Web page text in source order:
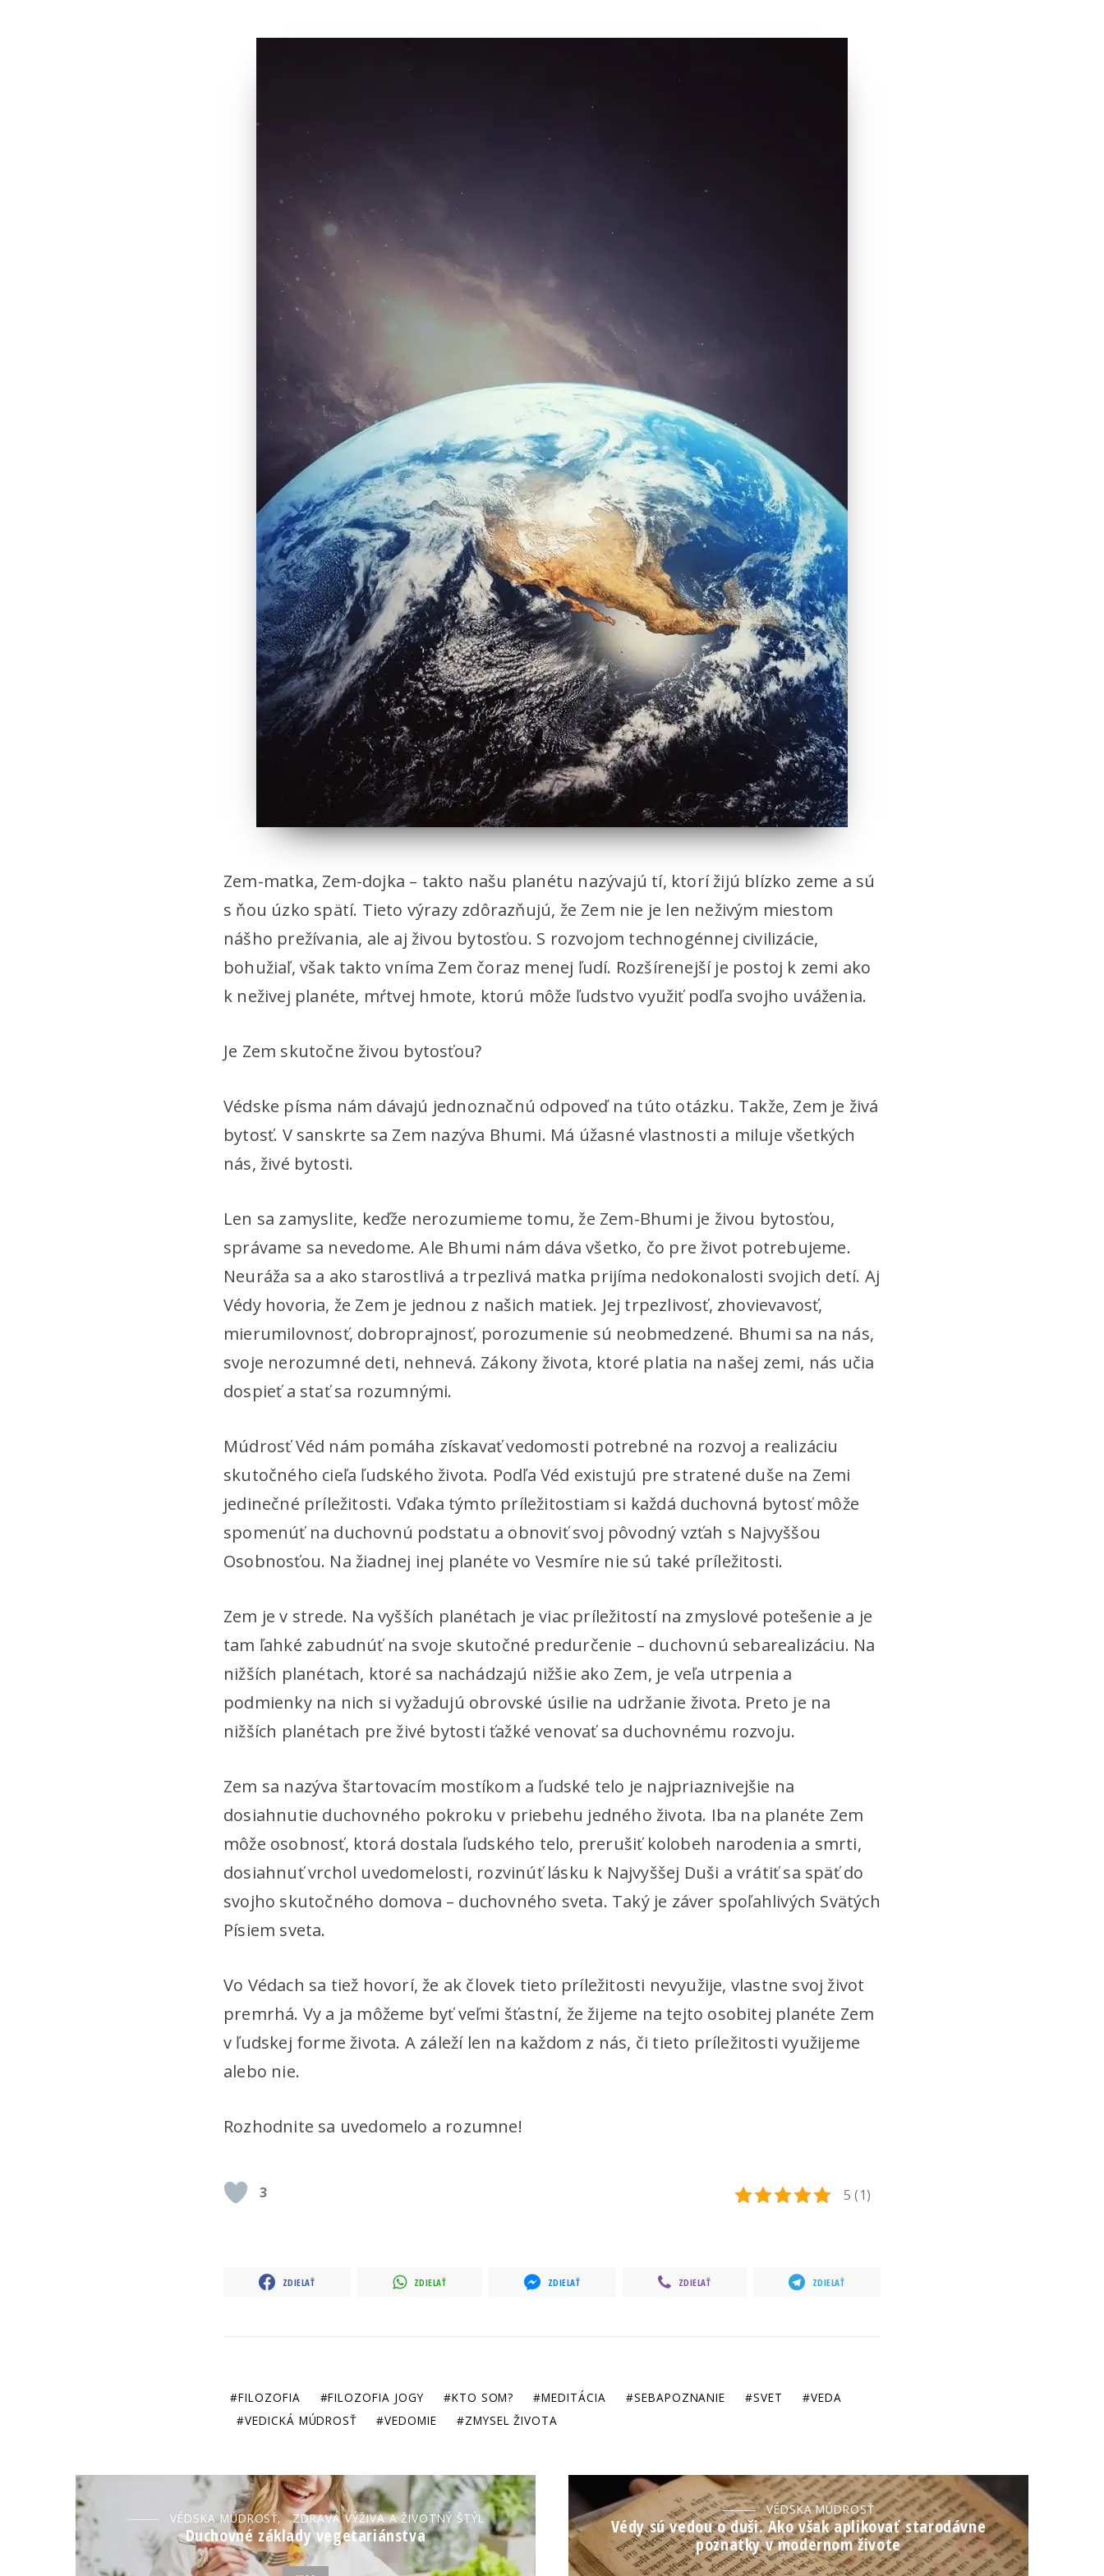
Zem-matka, Zem-dojka – takto našu planétu nazývajú tí, ktorí žijú blízko zeme a sú
s ňou úzko spätí. Tieto výrazy zdôrazňujú, že Zem nie je len neživým miestom
nášho prežívania, ale aj živou bytosťou. S rozvojom technogénnej civilizácie,
bohužiaľ, však takto vníma Zem čoraz menej ľudí. Rozšírenejší je postoj k zemi ako
k neživej planéte, mŕtvej hmote, ktorú môže ľudstvo využiť podľa svojho uváženia.
Je Zem skutočne živou bytosťou?
Védske písma nám dávajú jednoznačnú odpoveď na túto otázku. Takže, Zem je živá
bytosť. V sanskrte sa Zem nazýva Bhumi. Má úžasné vlastnosti a miluje všetkých
nás, živé bytosti.
Len sa zamyslite, keďže nerozumieme tomu, že Zem-Bhumi je živou bytosťou,
správame sa nevedome. Ale Bhumi nám dáva všetko, čo pre život potrebujeme.
Neuráža sa a ako starostlivá a trpezlivá matka prijíma nedokonalosti svojich detí. Aj
Védy hovoria, že Zem je jednou z našich matiek. Jej trpezlivosť, zhovievavosť,
mierumilovnosť, dobroprajnosť, porozumenie sú neobmedzené. Bhumi sa na nás,
svoje nerozumné deti, nehnevá. Zákony života, ktoré platia na našej zemi, nás učia
dospieť a stať sa rozumnými.
Múdrosť Véd nám pomáha získavať vedomosti potrebné na rozvoj a realizáciu
skutočného cieľa ľudského života. Podľa Véd existujú pre stratené duše na Zemi
jedinečné príležitosti. Vďaka týmto príležitostiam si každá duchovná bytosť môže
spomenúť na duchovnú podstatu a obnoviť svoj pôvodný vzťah s Najvyššou
Osobnosťou. Na žiadnej inej planéte vo Vesmíre nie sú také príležitosti.
Zem je v strede. Na vyšších planétach je viac príležitostí na zmyslové potešenie a je
tam ľahké zabudnúť na svoje skutočné predurčenie – duchovnú sebarealizáciu. Na
nižších planétach, ktoré sa nachádzajú nižšie ako Zem, je veľa utrpenia a
podmienky na nich si vyžadujú obrovské úsilie na udržanie života. Preto je na
nižších planétach pre živé bytosti ťažké venovať sa duchovnému rozvoju.
Zem sa nazýva štartovacím mostíkom a ľudské telo je najpriaznivejšie na
dosiahnutie duchovného pokroku v priebehu jedného života. Iba na planéte Zem
môže osobnosť, ktorá dostala ľudského telo, prerušiť kolobeh narodenia a smrti,
dosiahnuť vrchol uvedomelosti, rozvinúť lásku k Najvyššej Duši a vrátiť sa späť do
svojho skutočného domova – duchovného sveta. Taký je záver spoľahlivých Svätých
Písiem sveta.
Vo Védach sa tiež hovorí, že ak človek tieto príležitosti nevyužije, vlastne svoj život
premrhá. Vy a ja môžeme byť veľmi šťastní, že žijeme na tejto osobitej planéte Zem
v ľudskej forme života. A záleží len na každom z nás, či tieto príležitosti využijeme
alebo nie.
Rozhodnite sa uvedomelo a rozumne!
5 (1)
3
ZDIELAŤ ZDIELAŤ ZDIELAŤ ZDIELAŤ ZDIELAŤ
FILOZOFIA FILOZOFIA JOGY KTO SOM? MEDITÁCIA SEBAPOZNANIE SVET
VEDA
VEDICKÁ MÚDROSŤ
VEDOMIE ZMYSEL ŽIVOTA
VÉDSKA MÚDROSŤ ZDRAVÁ VÝŽIVA A ŽIVOTNÝ ŠTÝL
Duchovné základy vegetariánstva
VÉDSKA MÚDROSŤ
Védy sú vedou o duši. Ako však aplikovať starodávne
poznatky v modernom živote